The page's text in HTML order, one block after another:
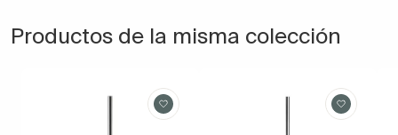
Productos de la misma colección